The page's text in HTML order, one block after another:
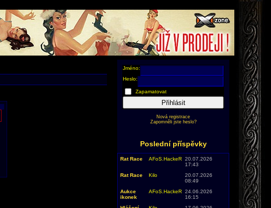
Jméno:
Heslo:
Zapamatovat
Přihlásit
Nová registrace
Zapomněli jste heslo?
Poslední příspěvky
Rat Race AFoS.HackeR 20.07.2026
17:43
Rat Race
Kilo
20.07.2026
08:49
Aukce
ikonek
AFoS.HackeR 24.06.2026
16:15